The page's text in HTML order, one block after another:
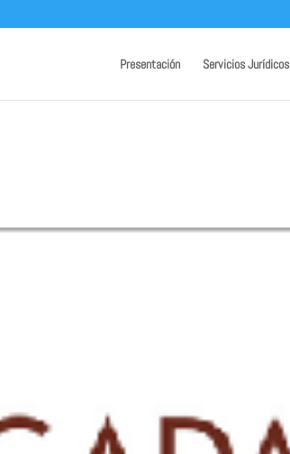
Presentación Servicios Jurídicos